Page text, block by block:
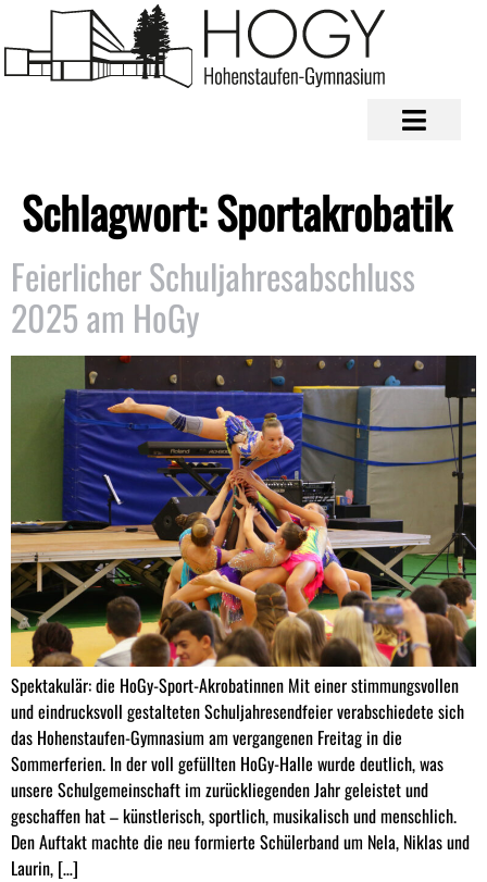
Schlagwort:Sportakrobatik
Feierlicher Schuljahresabschluss
2025 am HoGy
Spektakulär: die HoGy-Sport-Akrobatinnen Mit einer stimmungsvollen
und eindrucksvoll gestalteten Schuljahresendfeier verabschiedete sich
das Hohenstaufen-Gymnasium am vergangenen Freitag in die
Sommerferien. In der voll gefüllten HoGy-Halle wurde deutlich, was
unsere Schulgemeinschaft im zurückliegenden Jahr geleistet und
geschaffen hat – künstlerisch, sportlich, musikalisch und menschlich.
Den Auftakt machte die neu formierte Schülerband um Nela, Niklas und
Laurin, […]